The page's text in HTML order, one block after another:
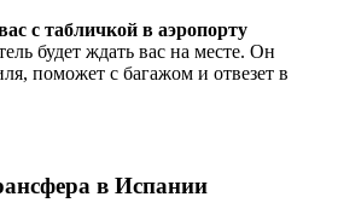
с табличкой в аэропорту
будет ждать вас на месте. Он
поможет с багажом и отвезет в
в Испании